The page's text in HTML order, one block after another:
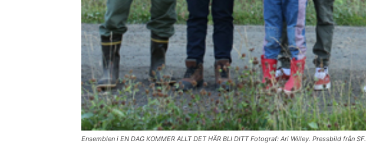
Ensemblen i EN DAG KOMMER ALLT DET HÄR BLI DITT Fotograf: Ari Willey. Pressbild från SF.